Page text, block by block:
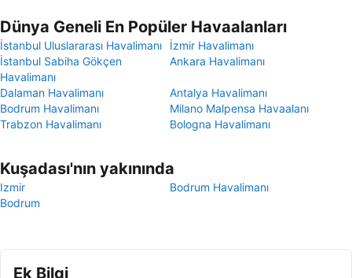
Dünya Geneli En Popüler Havaalanları
İstanbul Uluslararası Havalimanı
İzmir Havalimanı
İstanbul Sabiha Gökçen
Havalimanı
Ankara Havalimanı
Dalaman Havalimanı
Antalya Havalimanı
Bodrum Havalimanı
Milano Malpensa Havaalanı
Trabzon Havalimanı
Bologna Havalimanı
Kuşadası'nın yakınında
Izmir
Bodrum Havalimanı
Bodrum
Ek Bilgi